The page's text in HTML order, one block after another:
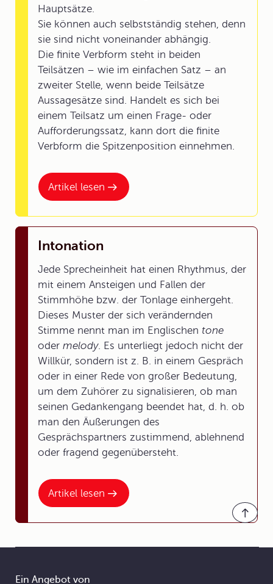
Artikel lesen
Hauptsätze.
Sie können auch selbstständig stehen, denn
sie sind nicht voneinander abhängig.
Die finite Verbform steht in beiden
Teilsätzen – wie im einfachen Satz – an
zweiter Stelle, wenn beide Teilsätze
Aussagesätze sind. Handelt es sich bei
einem Teilsatz um einen Frage- oder
Aufforderungssatz, kann dort die finite
Verbform die Spitzenposition einnehmen.
Artikel lesen
Intonation
Jede Sprecheinheit hat einen Rhythmus, der
mit einem Ansteigen und Fallen der
Stimmhöhe bzw. der Tonlage einhergeht.
Dieses Muster der sich verändernden
Stimme nennt man im Englischen tone
oder melody. Es unterliegt jedoch nicht der
Willkür, sondern ist z. B. in einem Gespräch
oder in einer Rede von großer Bedeutung,
um dem Zuhörer zu signalisieren, ob man
seinen Gedankengang beendet hat, d. h. ob
man den Äußerungen des
Gesprächspartners zustimmend, ablehnend
oder fragend gegenübersteht.
Ein Angebot von